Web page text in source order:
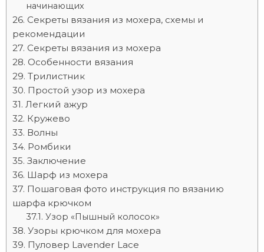
начинающих
Секреты вязания из мохера, схемы и
рекомендации
Секреты вязания из мохера
Особенности вязания
Трилистник
Простой узор из мохера
Легкий ажур
Кружево
Волны
Ромбики
Заключение
Шарф из мохера
Пошаговая фото инструкция по вязанию
шарфа крючком
Узор «Пышный колосок»
Узоры крючком для мохера
Пуловер Lavender Lace